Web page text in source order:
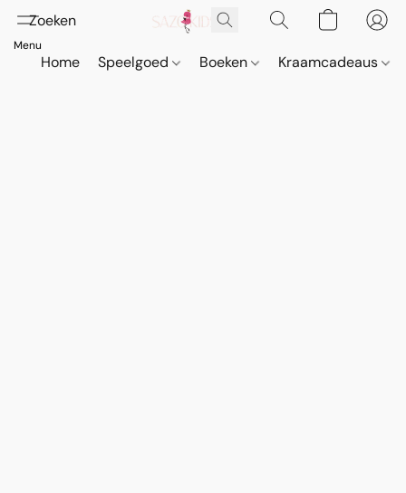
Home Speelgoed Boeken Kraamcadeaus